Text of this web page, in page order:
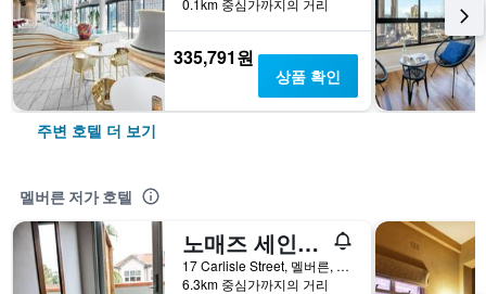
0.1km 중심가까지의 거리
335,791원
상품 확인
주변 호텔 더 보기
멜버른 저가 호텔
노매즈 세인트 다 호스텔
17 Carlisle Street, 멜버른, VIC, 호주
6.3km 중심가까지의 거리